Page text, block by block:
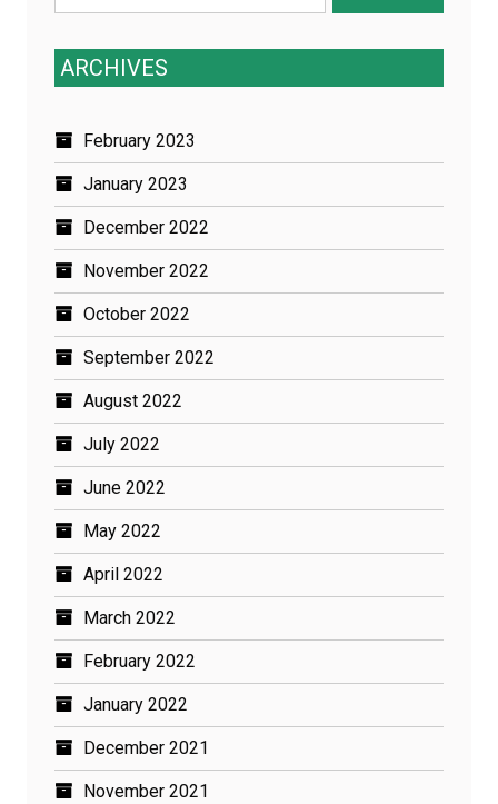
for:
ARCHIVES
February 2023
January 2023
December 2022
November 2022
October 2022
September 2022
August 2022
July 2022
June 2022
May 2022
April 2022
March 2022
February 2022
January 2022
December 2021
November 2021